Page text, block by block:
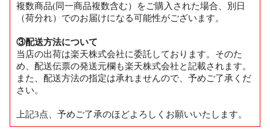
複数商品(同一商品複数含む）をご購入された場合、別日
（荷分れ）でのお届けになる可能性がございます。
③配送方法について
当店の出荷は楽天株式会社に委託しております。そのた
め、配送伝票の発送元欄も楽天株式会社と記載されます。
また、配送方法の指定は承れませんので、予めご了承くだ
さい。
上記3点、予めご了承のほどよろしくお願いいたします。